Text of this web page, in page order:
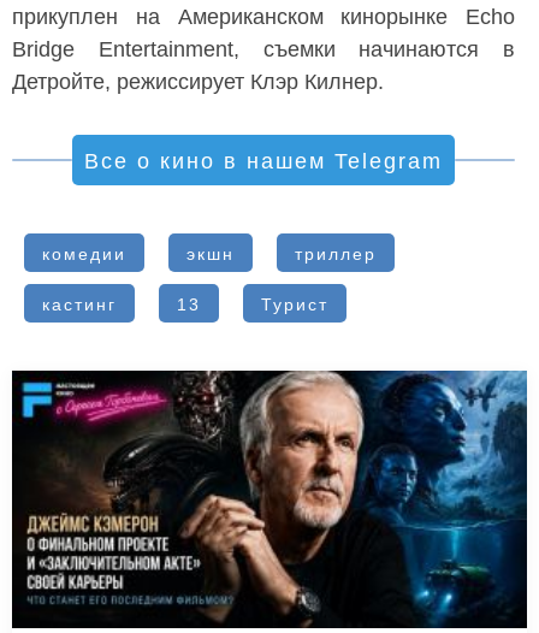
прикуплен на Американском кинорынке Echo
Bridge Entertainment, съемки начинаются в
Детройте, режиссирует Клэр Килнер.
Все о кино в нашем Telegram
комедии экшн триллер
кастинг 13 Турист